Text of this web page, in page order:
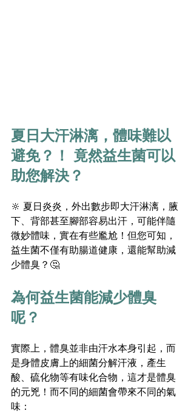
夏日大汗淋漓，體味難以
避免？！ 竟然益生菌可以
助您解決？
🔆 夏日炎炎，外出數步即大汗淋漓，腋
下、背部甚至腳部容易出汗，可能伴隨
微妙體味，實在有些尷尬！但您可知，
益生菌不僅有助腸道健康，還能幫助減
少體臭？🤔
為何益生菌能減少體臭
呢？
實際上，體臭並非由汗水本身引起，而
是身體皮膚上的細菌分解汗液，產生
酸、硫化物等有味化合物，這才是體臭
的元兇！而不同的細菌會帶來不同的氣
味：